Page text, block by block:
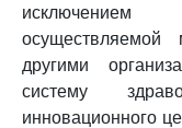
исключением
осуществляемой
другими
систему
инновационного